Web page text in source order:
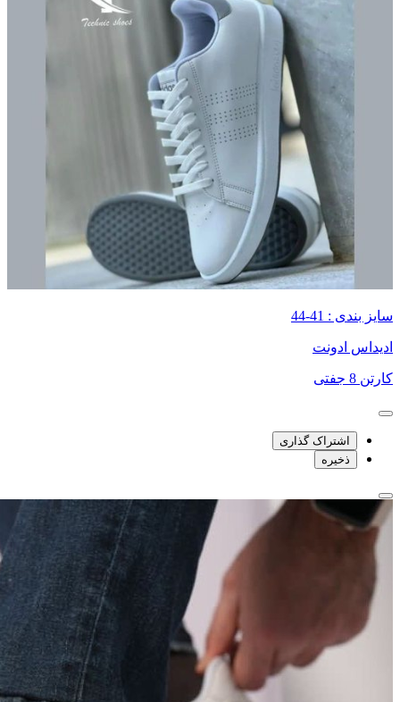
سایز بندی : 41-44
ادیداس ادونت
کارتن 8 جفتی
اشتراک گذاری
ذخیره